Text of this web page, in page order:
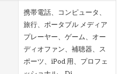
携帯電話、コンピュータ、
旅行、ポータブル メディア
プレーヤー、ゲーム、オー
ディオファン、補聴器、ス
ポーツ、iPod 用、プロフェ